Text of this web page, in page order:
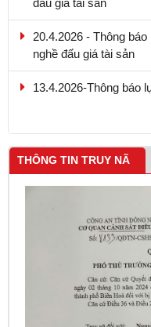
20.4.2026 - Thông
nghề đấu giá tài sản
13.4.2026-Thông báo
4.6.2026 - Thông báo
THÔNG TIN TRUY NÃ